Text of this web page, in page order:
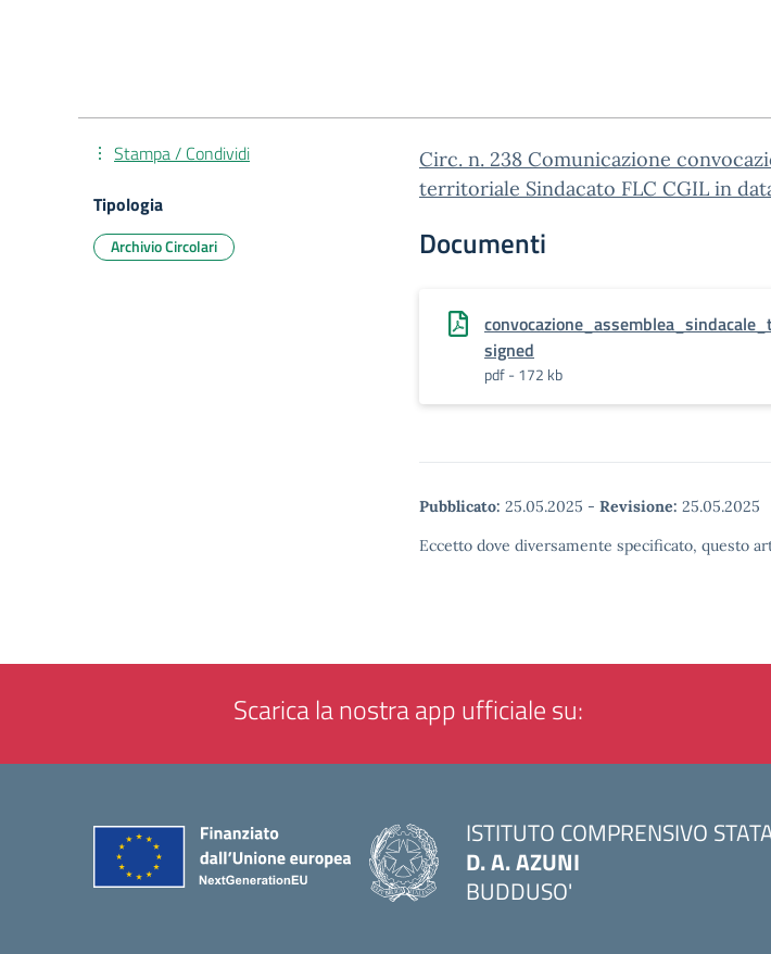
Circ. n. 238 Comunicazione
territoriale Sindacato FLC CGIL in
Documenti
signed
pdf - 172 kb
Pubblicato: 25.05.2025 - Revisione: 25.05.2025
Eccetto dove diversamente specificato, questo
Stampa / Condividi
Tipologia
Archivio Circolari
Scarica la nostra app ufficiale su:
ISTITUTO COMPRENSIVO
D. A. AZUNI
BUDDUSO'